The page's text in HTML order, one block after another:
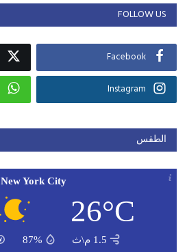
FOLLOW US
Facebook
Instagram
الطقس
New York City
26°C
1.5 م\ث 87%